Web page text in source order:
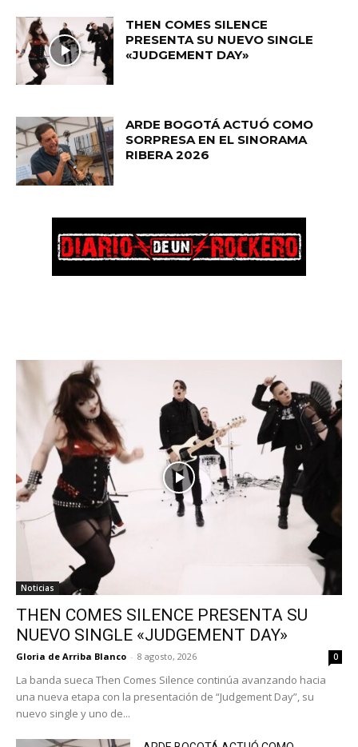
THEN COMES SILENCE
PRESENTA SU NUEVO SINGLE
«JUDGEMENT DAY»
ARDE BOGOTÁ ACTUÓ COMO
SORPRESA EN EL SINORAMA
RIBERA 2026
Noticias
THEN COMES SILENCE PRESENTA SU
NUEVO SINGLE «JUDGEMENT DAY»
Gloria de Arriba Blanco - 8 agosto, 2026 0
La banda sueca Then Comes Silence continúa avanzando hacia
una nueva etapa con la presentación de “Judgement Day”, su
nuevo single y uno de...